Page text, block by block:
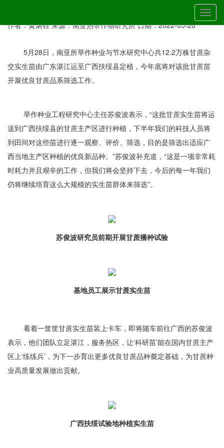
切
换
作者：黄炳钰 来源：南亚热带作物研究所日期：2022-05-28
5月28日，南亚所旱作种业与节水研究中心共12.2万株甘蔗杂
交实生苗由广东湛江运至广西扶绥县定植，今年底将对该批甘蔗苗
开展优良甘蔗品系筛选工作。
旱作种业工程研究中心主任苏俊波表示，“这批甘蔗实生苗将运
送到广西扶绥县的甘蔗主产区进行种植，下半年我们的科技人员将
到田间对这些苗进行逐一观察、评价、筛选，目的是筛选出适应广
西当地主产区种植的优良新品种。”苏俊波补充道，“这是一项非常耗
时耗力并且艰辛的工作，但我们将会坚持下去，今后的每一年我们
仍将继续培育这么大规模的实生苗群体来筛选”。
苏俊波研究员前期开展甘蔗播种试验
基地员工展示甘蔗实生苗
看着一筐筐甘蔗实生苗装上卡车，即将随车前往广西的苏俊波
表示，他们团队立足湛江，服务热区，让‘科研苗’能在国内甘蔗主产
区上‘练练兵’，为下一步育出更多优良甘蔗品种奠定基础，为甘蔗种
业高质量发展做出贡献。
广西扶绥试验地种植实生苗